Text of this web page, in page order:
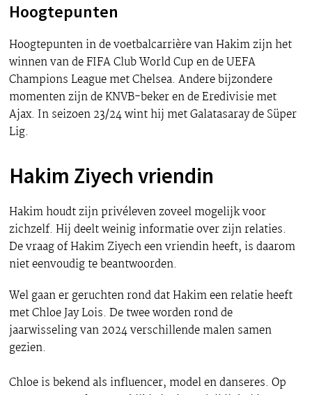
Hoogtepunten
Hoogtepunten in de voetbalcarrière van Hakim zijn het
winnen van de FIFA Club World Cup en de UEFA
Champions League met Chelsea. Andere bijzondere
momenten zijn de KNVB-beker en de Eredivisie met
Ajax. In seizoen 23/24 wint hij met Galatasaray de Süper
Lig.
Hakim Ziyech vriendin
Hakim houdt zijn privéleven zoveel mogelijk voor
zichzelf. Hij deelt weinig informatie over zijn relaties.
De vraag of Hakim Ziyech een vriendin heeft, is daarom
niet eenvoudig te beantwoorden.
Wel gaan er geruchten rond dat Hakim een relatie heeft
met Chloe Jay Lois. De twee worden rond de
jaarwisseling van 2024 verschillende malen samen
gezien.
Chloe is bekend als influencer, model en danseres. Op